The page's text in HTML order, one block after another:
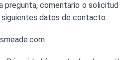
pregunta, comentario o
datos de contacto: